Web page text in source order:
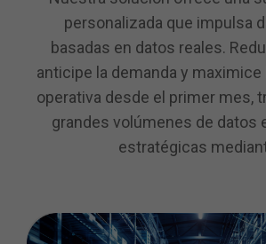
personalizada que impulsa
basadas en datos reales.
anticipe la demanda y maximice
operativa desde el primer mes,
grandes volúmenes de datos
estratégicas